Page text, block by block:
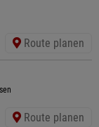
Route planen
Route planen